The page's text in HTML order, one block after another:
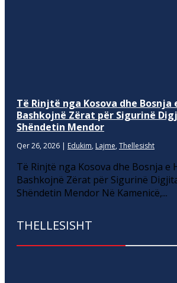
Të Rinjtë nga Kosova dhe Bosnja
Bashkojnë Zërat për Sigurinë
Shëndetin Mendor
Qer 26, 2026 | Edukim, Lajme, Thellesisht
Të Rinjtë nga Kosova dhe Bosnja e
Bashkojnë Zërat për Sigurinë
Shëndetin Mendor Në Kamenicë,...
THELLESISHT